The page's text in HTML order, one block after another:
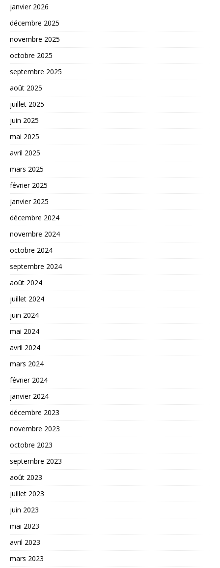
janvier 2026
décembre 2025
novembre 2025
octobre 2025
septembre 2025
août 2025
juillet 2025
juin 2025
mai 2025
avril 2025
mars 2025
février 2025
janvier 2025
décembre 2024
novembre 2024
octobre 2024
septembre 2024
août 2024
juillet 2024
juin 2024
mai 2024
avril 2024
mars 2024
février 2024
janvier 2024
décembre 2023
novembre 2023
octobre 2023
septembre 2023
août 2023
juillet 2023
juin 2023
mai 2023
avril 2023
mars 2023